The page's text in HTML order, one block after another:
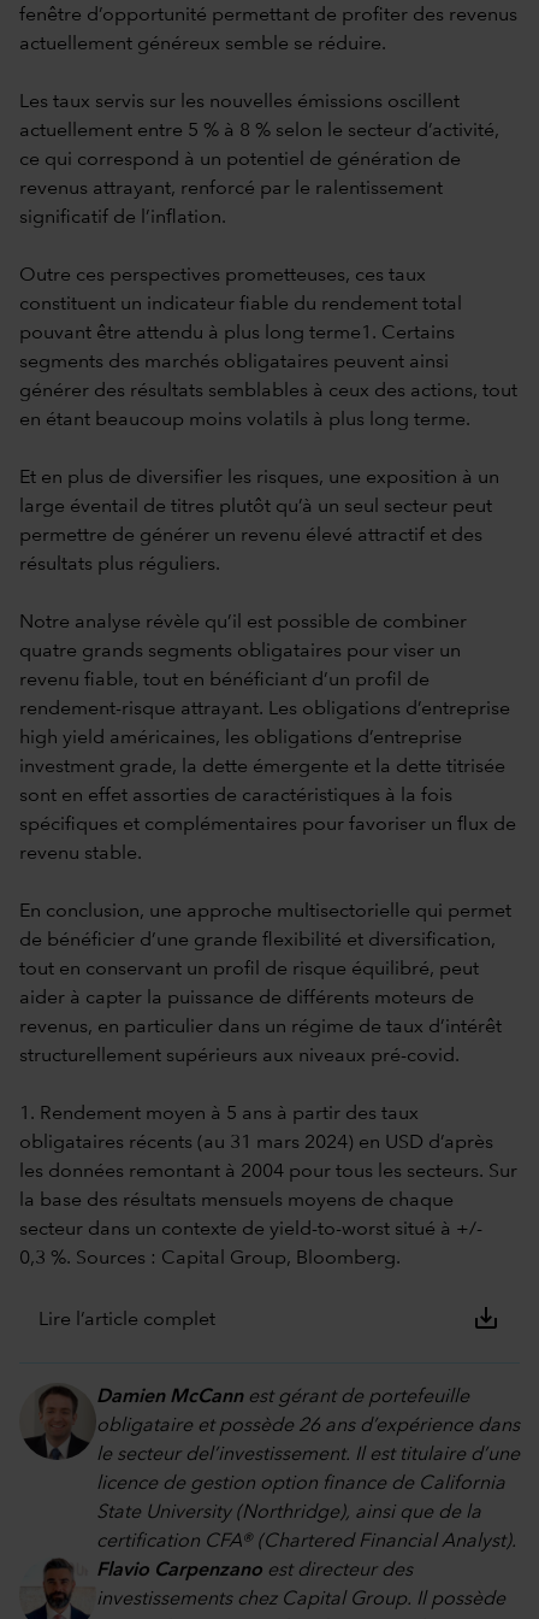
fenêtre d’opportunité permettant de profiter des revenus
actuellement généreux semble se réduire.
Les taux servis sur les nouvelles émissions oscillent
actuellement entre 5 % à 8 % selon le secteur d’activité,
ce qui correspond à un potentiel de génération de
revenus attrayant, renforcé par le ralentissement
significatif de l’inflation.
Outre ces perspectives prometteuses, ces taux
constituent un indicateur fiable du rendement total
pouvant être attendu à plus long terme1. Certains
segments des marchés obligataires peuvent ainsi
générer des résultats semblables à ceux des actions, tout
en étant beaucoup moins volatils à plus long terme.
Et en plus de diversifier les risques, une exposition à un
large éventail de titres plutôt qu’à un seul secteur peut
permettre de générer un revenu élevé attractif et des
résultats plus réguliers.
Notre analyse révèle qu’il est possible de combiner
quatre grands segments obligataires pour viser un
revenu fiable, tout en bénéficiant d’un profil de
rendement-risque attrayant. Les obligations d’entreprise
high yield américaines, les obligations d’entreprise
investment grade, la dette émergente et la dette titrisée
sont en effet assorties de caractéristiques à la fois
spécifiques et complémentaires pour favoriser un flux de
revenu stable.
En conclusion, une approche multisectorielle qui permet
de bénéficier d’une grande flexibilité et diversification,
tout en conservant un profil de risque équilibré, peut
aider à capter la puissance de différents moteurs de
revenus, en particulier dans un régime de taux d’intérêt
structurellement supérieurs aux niveaux pré-covid.
1. Rendement moyen à 5 ans à partir des taux
obligataires récents (au 31 mars 2024) en USD d’après
les données remontant à 2004 pour tous les secteurs. Sur
la base des résultats mensuels moyens de chaque
secteur dans un contexte de yield-to-worst situé à +/-
0,3 %. Sources : Capital Group, Bloomberg.
Lire l’article complet save_alt
Damien McCannest gérant de portefeuille
obligataire et possède 26 ans d’expérience dans
le secteur del’investissement. Il est titulaire d’une
licence de gestion option finance de California
State University (Northridge), ainsi que de la
certification CFA® (Chartered Financial Analyst).
Flavio Carpenzano est directeur des
investissements chez Capital Group. Il possède